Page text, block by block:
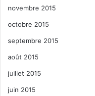
novembre 2015
octobre 2015
septembre 2015
août 2015
juillet 2015
juin 2015